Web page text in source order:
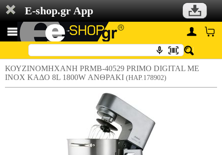
E-shop.gr App
ΚΟΥΖΙΝΟΜΗΧΑΝΗ PRMB-40529 PRIMO DIGITAL ΜΕ
INOX ΚΑΔΟ 8L 1800W ΑΝΘΡΑΚΙ (HAP.178902)